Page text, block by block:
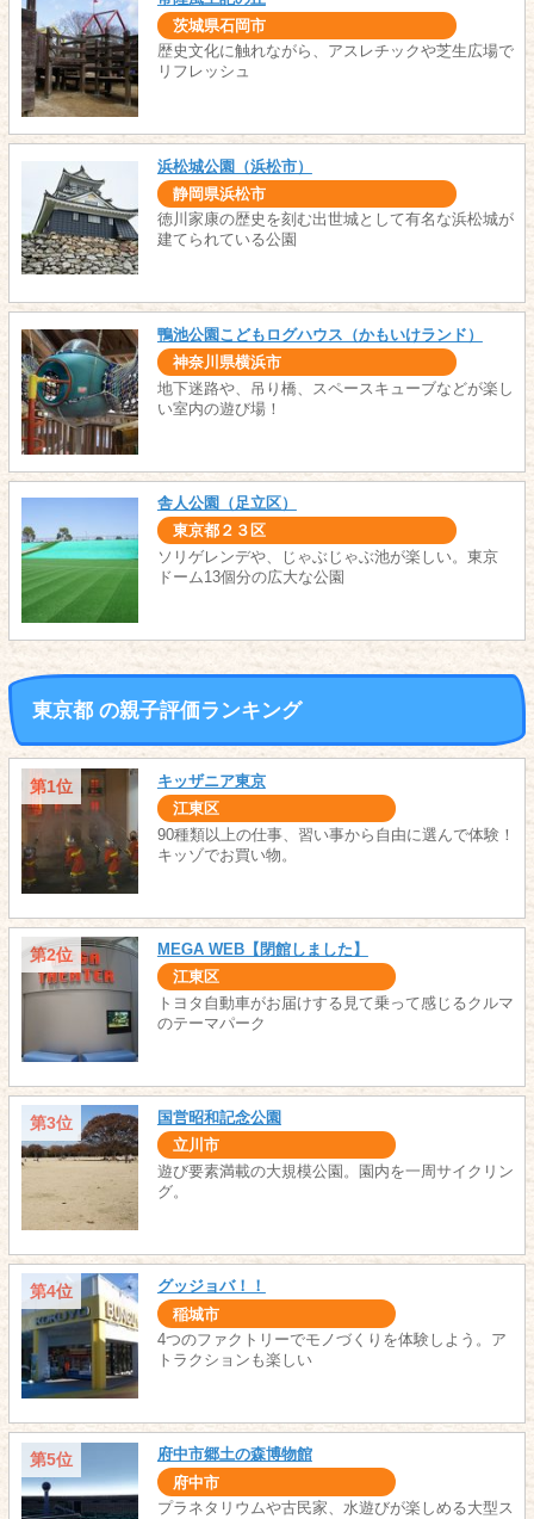
茨城県石岡市
歴史文化に触れながら、アスレチックや芝生広場で
リフレッシュ
浜松城公園（浜松市）
静岡県浜松市
徳川家康の歴史を刻む出世城として有名な浜松城が
建てられている公園
鴨池公園こどもログハウス（かもいけランド）
神奈川県横浜市
地下迷路や、吊り橋、スペースキューブなどが楽し
い室内の遊び場！
舎人公園（足立区）
東京都２３区
ソリゲレンデや、じゃぶじゃぶ池が楽しい。東京
ドーム13個分の広大な公園
東京都 の親子評価ランキング
第1位 キッザニア東京
江東区
90種類以上の仕事、習い事から自由に選んで体験！
キッゾでお買い物。
第2位 MEGA WEB【閉館しました】
江東区
トヨタ自動車がお届けする見て乗って感じるクルマ
のテーマパーク
第3位 国営昭和記念公園
立川市
遊び要素満載の大規模公園。園内を一周サイクリン
グ。
第4位 グッジョバ！！
稲城市
4つのファクトリーでモノづくりを体験しよう。ア
トラクションも楽しい
第5位 府中市郷土の森博物館
府中市
プラネタリウムや古民家、水遊びが楽しめる大型ス